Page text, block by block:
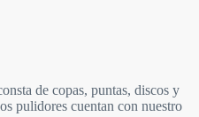
de copas, puntas, discos y
pulidores cuentan con nuestro